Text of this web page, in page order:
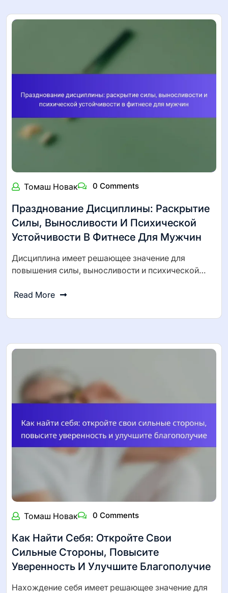
Томаш Новак 0 Comments
Празднование Дисциплины: Раскрытие
Силы, Выносливости И Психической
Устойчивости В Фитнесе Для Мужчин
Дисциплина имеет решающее значение для
повышения силы, выносливости и психической…
Read More
Томаш Новак 0 Comments
Как Найти Себя: Откройте Свои
Сильные Стороны, Повысите
Уверенность И Улучшите Благополучие
Нахождение себя имеет решающее значение для